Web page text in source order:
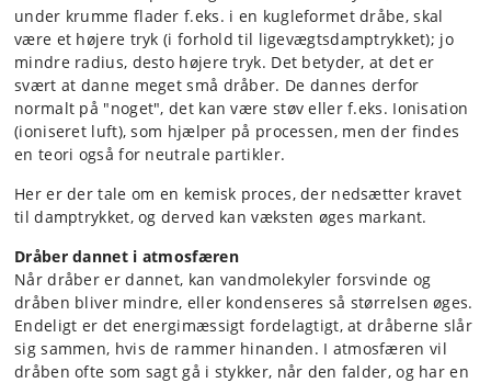
under krumme flader f.eks. i en kugleformet dråbe, skal
være et højere tryk (i forhold til ligevægtsdamptrykket); jo
mindre radius, desto højere tryk. Det betyder, at det er
svært at danne meget små dråber. De dannes derfor
normalt på "noget", det kan være støv eller f.eks. Ionisation
(ioniseret luft), som hjælper på processen, men der findes
en teori også for neutrale partikler.
Her er der tale om en kemisk proces, der nedsætter kravet
til damptrykket, og derved kan væksten øges markant.
Dråber dannet i atmosfæren
Når dråber er dannet, kan vandmolekyler forsvinde og
dråben bliver mindre, eller kondenseres så størrelsen øges.
Endeligt er det energimæssigt fordelagtigt, at dråberne slår
sig sammen, hvis de rammer hinanden. I atmosfæren vil
dråben ofte som sagt gå i stykker, når den falder, og har en